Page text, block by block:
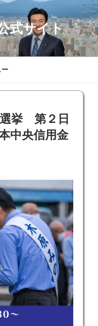
式サイト
ー
挙 第２日
中央信用金